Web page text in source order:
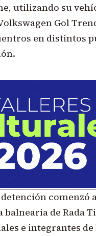
utilizando su
Gol
en distintos
comenzó
balnearia de Rada
e integrantes de